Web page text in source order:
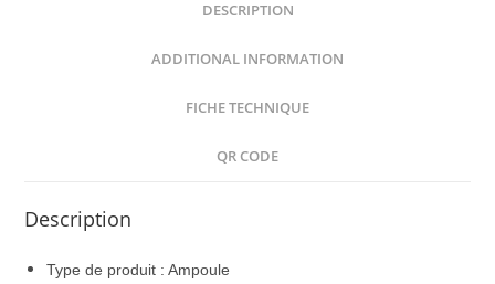
DESCRIPTION
ADDITIONAL INFORMATION
FICHE TECHNIQUE
QR CODE
Description
Type de produit : Ampoule